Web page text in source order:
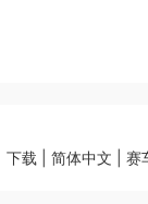
下载 | 简体中文 |